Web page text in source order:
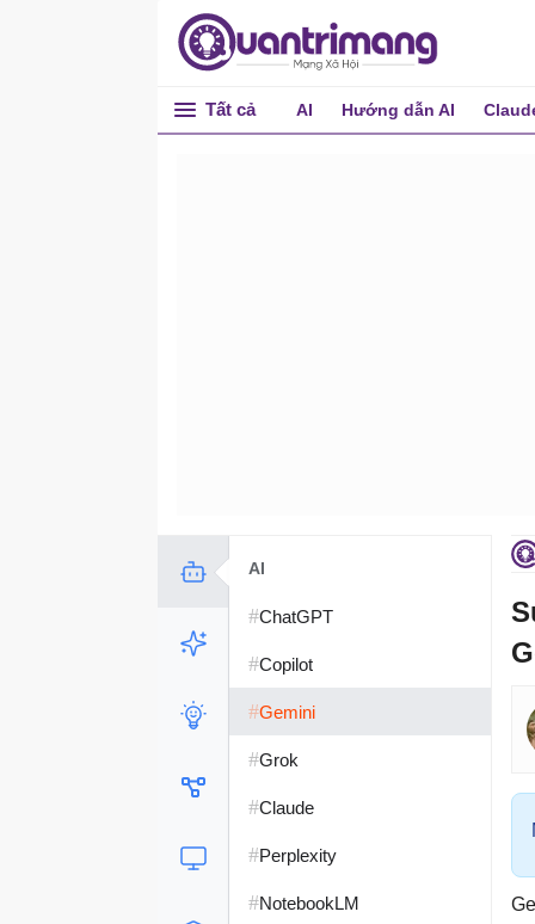
Tất cả AI Hướng dẫn AI
AI
#ChatGPT
#Copilot
#Gemini
#Grok
#Claude
#Perplexity
#NotebookLM